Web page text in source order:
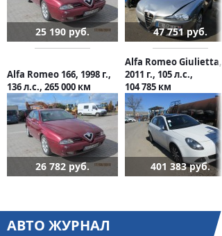
25 190 руб. 47 751 руб.
Alfa Romeo 166, 1998 г.,
136 л.с., 265 000 км
26 782 руб.
Alfa Romeo Giulietta,
2011 г., 105 л.с.,
104 785 км
401 383 руб.
АВТО ЖУРНАЛ